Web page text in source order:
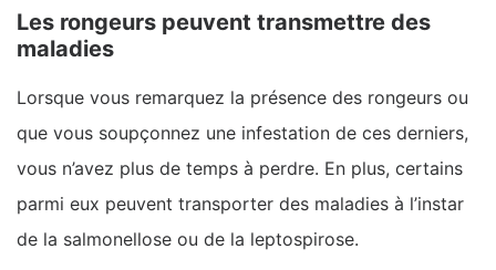
Les rongeurs peuvent transmettre des
maladies
Lorsque vous remarquez la présence des rongeurs ou
que vous soupçonnez une infestation de ces derniers,
vous n’avez plus de temps à perdre. En plus, certains
parmi eux peuvent transporter des maladies à l’instar
de la salmonellose ou de la leptospirose.